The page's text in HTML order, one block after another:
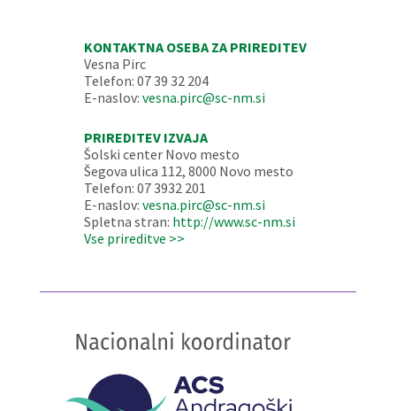
KONTAKTNA OSEBA ZA PRIREDITEV
Vesna Pirc
Telefon: 07 39 32 204
E-naslov: vesna.pirc@sc-nm.si
PRIREDITEV IZVAJA
Šolski center Novo mesto
Šegova ulica 112, 8000 Novo mesto
Telefon: 07 3932 201
E-naslov: vesna.pirc@sc-nm.si
Spletna stran: http://www.sc-nm.si
Vse prireditve >>